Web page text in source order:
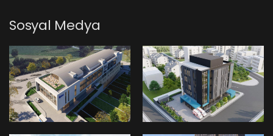
Sosyal Medya